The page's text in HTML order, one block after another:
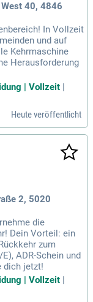
West 40, 4846
In Vollzeit
und auf
Kehrmaschine
Herausforderung
| Vollzeit
Heute veröffentlicht
2, 5020
die
Dein Vorteil: ein
zum
ADR-Schein und
dich jetzt!
| Vollzeit |